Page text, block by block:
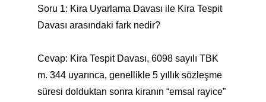
Soru 1: Kira Uyarlama Davası ile Kira Tespit
Davası arasındaki fark nedir?
Cevap: Kira Tespit Davası, 6098 sayılı TBK
m. 344 uyarınca, genellikle 5 yıllık sözleşme
süresi dolduktan sonra kiranın “emsal rayice”